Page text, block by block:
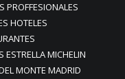
PROFFESIONALES
HOTELES
ESTRELLA MICHELIN
MONTE MADRID